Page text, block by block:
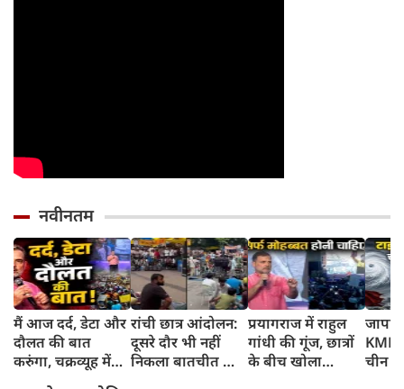
नवीनतम
मैं आज दर्द, डेटा और
दौलत की बात
करुंगा, चक्रव्यूह में
रांची छात्र आंदोलन:
दूसरे दौर भी नहीं
निकला बातचीत का
प्रयागराज में राहुल
गांधी की गूंज, छात्रों
के बीच खोला
चीन